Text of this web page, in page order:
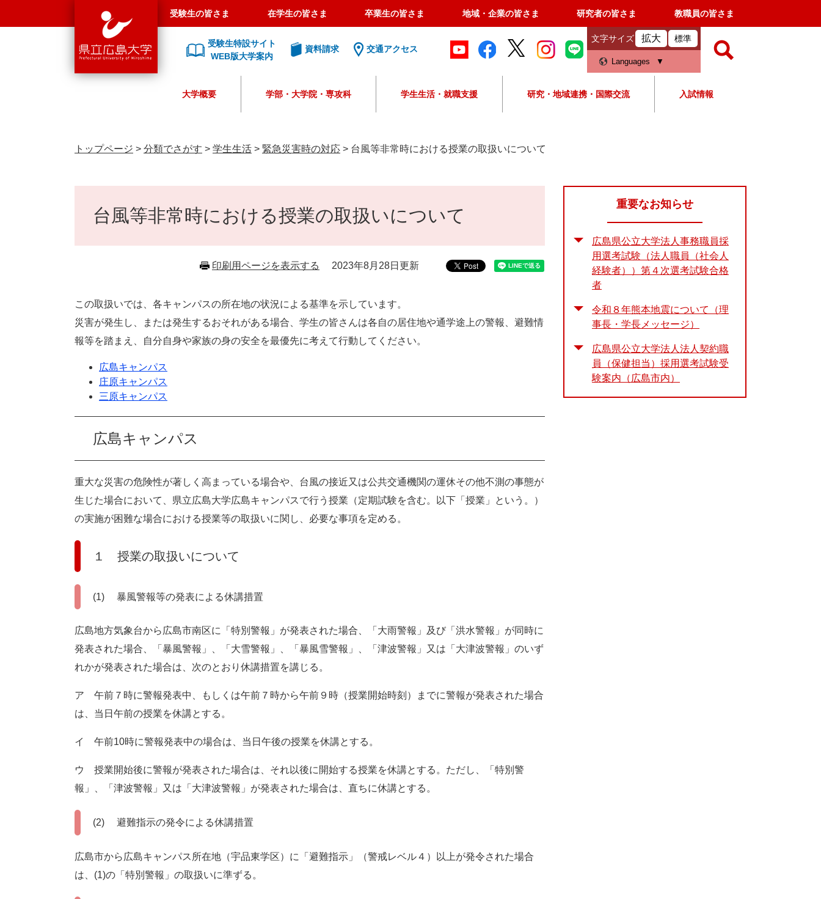
島
大
受験生の皆さま 在学生の皆さま 卒業生の皆さま 地域・企業の皆さま 研究者の皆さま 教職員の皆さま
受験生特設サイト
WEB版大学案内
資料請求 交通アクセス
文字サイズ 拡大 標準
Languages
o
e
ス
索
大学概要 学部・大学院・専攻科 学生生活・就職支援 研究・地域連携・国際交流 入試情報
トップページ > 分類でさがす > 学生生活 > 緊急災害時の対応 > 台風等非常時における授業の取扱いについて
台風等非常時における授業の取扱いについて
印刷用ページを表示する 2023年8月28日更新
この取扱いでは、各キャンパスの所在地の状況による基準を示しています。
​災害が発生し、または発生するおそれがある場合、学生の皆さんは各自の居住地や通学途上の警報、避難情
報等を踏まえ、自分自身や家族の身の安全を最優先に考えて行動してください。
広島キャンパス
庄原キャンパス
三原キャンパス
広島キャンパス
重大な災害の危険性が著しく高まっている場合や、台風の接近又は公共交通機関の運休その他不測の事態が
生じた場合において、県立広島大学広島キャンパスで行う授業（定期試験を含む。以下「授業」という。）
の実施が困難な場合における授業等の取扱いに関し、必要な事項を定める。
１ 授業の取扱いについて
(1) 暴風警報等の発表による休講措置
広島地方気象台から広島市南区に「特別警報」が発表された場合、「大雨警報」及び「洪水警報」が同時に
発表された場合、「暴風警報」、「大雪警報」、「暴風雪警報」、「津波警報」又は「大津波警報」のいず
れかが発表された場合は、次のとおり休講措置を講じる。
ア 午前７時に警報発表中、もしくは午前７時から午前９時（授業開始時刻）までに警報が発表された場合
は、当日午前の授業を休講とする。
イ 午前10時に警報発表中の場合は、当日午後の授業を休講とする。
ウ 授業開始後に警報が発表された場合は、それ以後に開始する授業を休講とする。ただし、「特別警
報」、「津波警報」又は「大津波警報」が発表された場合は、直ちに休講とする。
(2) 避難指示の発令による休講措置
広島市から広島キャンパス所在地（宇品東学区）に「避難指示」（警戒レベル４）以上が発令された場合
は、(1)の「特別警報」の取扱いに準ずる。
重要なお知らせ
広島県公立大学法人事務職員採
用選考試験（法人職員（社会人
経験者））第４次選考試験合格
者
令和８年熊本地震について（理
事長・学長メッセージ）
広島県公立大学法人法人契約職
員（保健担当）採用選考試験受
験案内（広島市内）